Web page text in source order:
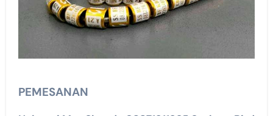
PEMESANAN